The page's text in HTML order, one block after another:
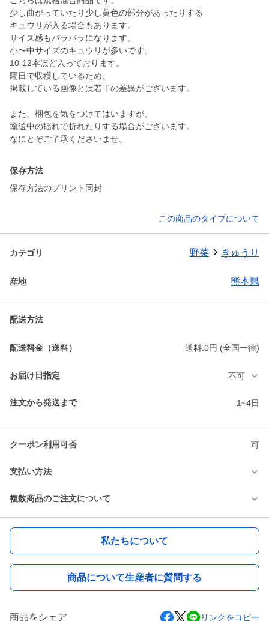
少し曲がっていたり少し黄色の部分があったりする
キュウリが入る場合もあります。
サイズ感もバラバラになります。
小〜中サイズのキュウリが多いです。
10-12本ほど入っております。
隔日で収穫しているため、
掲載している画像とは若干の差異がございます。
また、梱包を気をつけてはいますが、
輸送中の揺れで折れたりする場合がございます。
なにとぞご了承くださいませ。
保存方法
保存方法のプリント同封
この商品のタイプについて
カテゴリ 野菜 きゅうり
産地 熊本県
配送方法
配送料金（送料） 送料:0円 (全国一律)
お届け日指定 不可
注文から発送まで 1~4日
クーポン利用可否 可
支払い方法
複数商品のご注文について
私たちについて
商品について生産者に質問する
商品をシェア リンクをコピー